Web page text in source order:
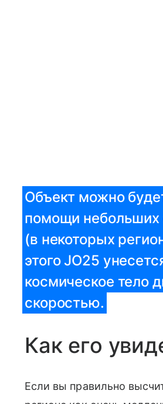
Объект можно
помощи небольших
(в некоторых
этого JO25
космическое тело
скоростью.
Как его
Если вы правильно